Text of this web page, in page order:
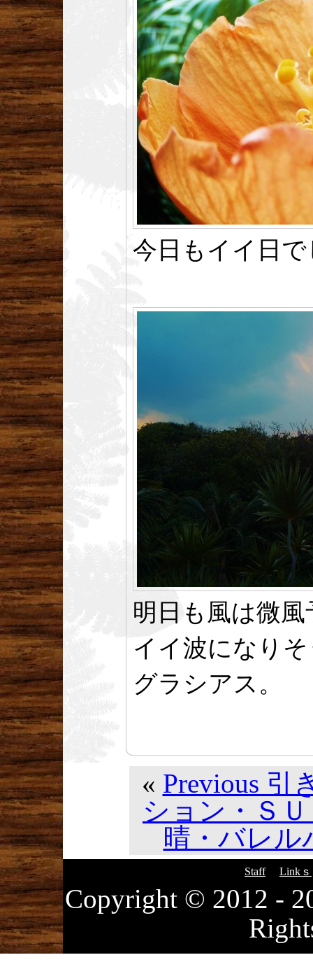
今日もイイ日
明日も風は微風
イイ波になり
グラシアス。
« Previous 引
ション・Ｓ
晴・バレル
Staff Linkｓ
Copyright © 2012 -